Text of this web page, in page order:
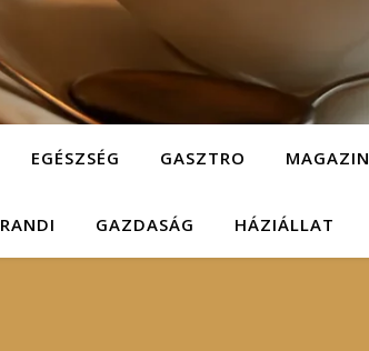
EGÉSZSÉG GASZTRO MAGAZIN
RANDI GAZDASÁG HÁZIÁLLAT